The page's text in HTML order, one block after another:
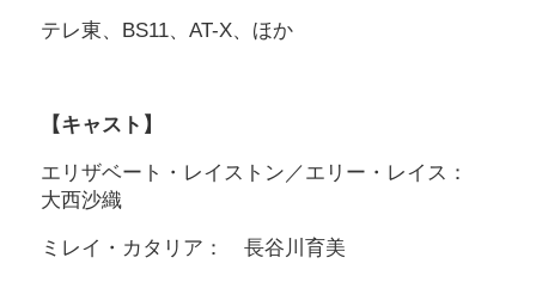
テレ東、BS11、AT-X、ほか
【キャスト】
エリザベート・レイストン／エリー・レイス：
大西沙織
ミレイ・カタリア： 長谷川育美